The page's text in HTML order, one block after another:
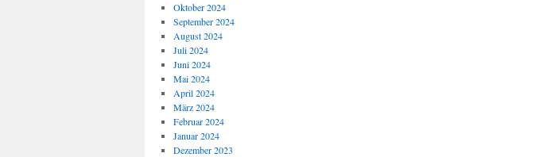
Oktober 2024
September 2024
August 2024
Juli 2024
Juni 2024
Mai 2024
April 2024
März 2024
Februar 2024
Januar 2024
Dezember 2023